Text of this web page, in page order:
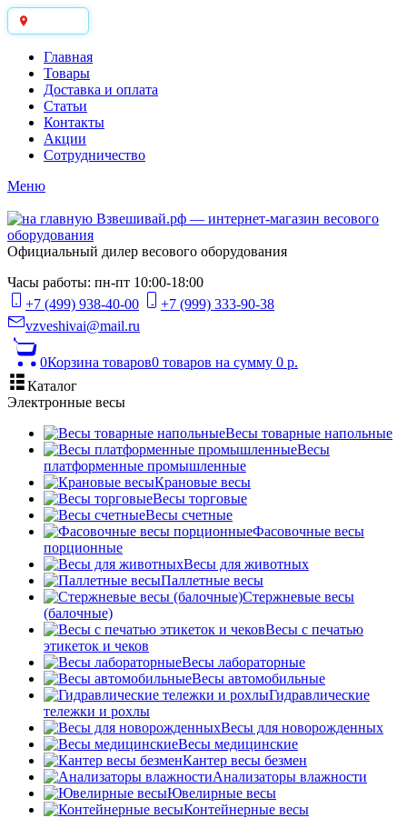
Главная
Товары
Доставка и оплата
Статьи
Контакты
Акции
Сотрудничество
Меню
Официальный дилер весового оборудования
Часы работы: пн-пт 10:00-18:00
+7 (499) 938-40-00
+7 (999) 333-90-38
vzveshivai@mail.ru
0Корзина товаров0 товаров на сумму 0 р.
Каталог
Электронные весы
Весы товарные напольные
Весы
платформенные промышленные
Крановые весы
Весы торговые
Весы счетные
Фасовочные весы
порционные
Весы для животных
Паллетные весы
Стержневые весы
(балочные)
Весы c печатью
этикеток и чеков
Весы лабораторные
Весы автомобильные
Гидравлические
тележки и рохлы
Весы для новорожденных
Весы медицинские
Кантер весы безмен
Анализаторы влажности
Ювелирные весы
Контейнерные весы